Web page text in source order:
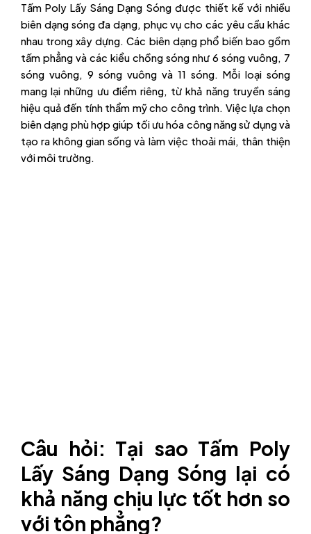
Tấm Poly Lấy Sáng Dạng Sóng được thiết kế với nhiều
biên dạng sóng đa dạng, phục vụ cho các yêu cầu khác
nhau trong xây dựng. Các biên dạng phổ biến bao gồm
tấm phẳng và các kiểu chồng sóng như 6 sóng vuông, 7
sóng vuông, 9 sóng vuông và 11 sóng. Mỗi loại sóng
mang lại những ưu điểm riêng, từ khả năng truyền sáng
hiệu quả đến tính thẩm mỹ cho công trình. Việc lựa chọn
biên dạng phù hợp giúp tối ưu hóa công năng sử dụng và
tạo ra không gian sống và làm việc thoải mái, thân thiện
với môi trường.
Câu hỏi: Tại sao Tấm Poly
Lấy Sáng Dạng Sóng lại có
khả năng chịu lực tốt hơn so
với tôn phẳng?